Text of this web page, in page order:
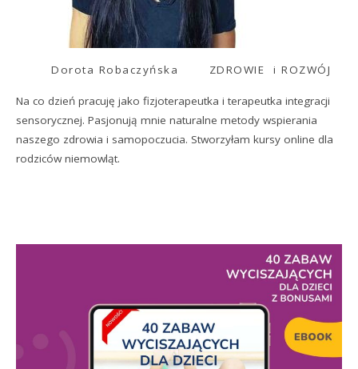
Dorota Robaczyńska ZDROWIE i ROZWÓJ
Na co dzień pracuję jako fizjoterapeutka i terapeutka integracji
sensorycznej. Pasjonują mnie naturalne metody wspierania
naszego zdrowia i samopoczucia. Stworzyłam kursy online dla
rodziców niemowląt.